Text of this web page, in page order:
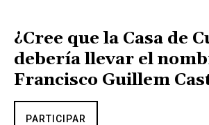
¿Cree que la Casa de
debería llevar el
Francisco Guillem
PARTICIPAR